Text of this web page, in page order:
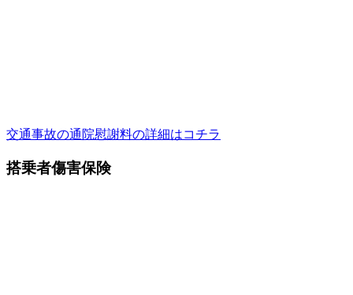
交通事故の通院慰謝料の詳細はコチラ
搭乗者傷害保険